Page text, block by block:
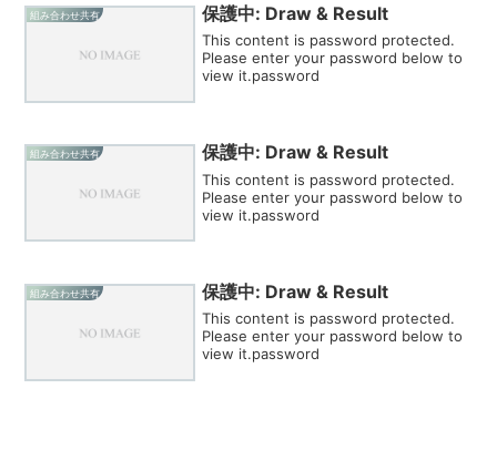
組み合わせ共有 保護中: Draw & Result
This content is password protected.
Please enter your password below to
view it.password
組み合わせ共有 保護中: Draw & Result
This content is password protected.
Please enter your password below to
view it.password
組み合わせ共有 保護中: Draw & Result
This content is password protected.
Please enter your password below to
view it.password